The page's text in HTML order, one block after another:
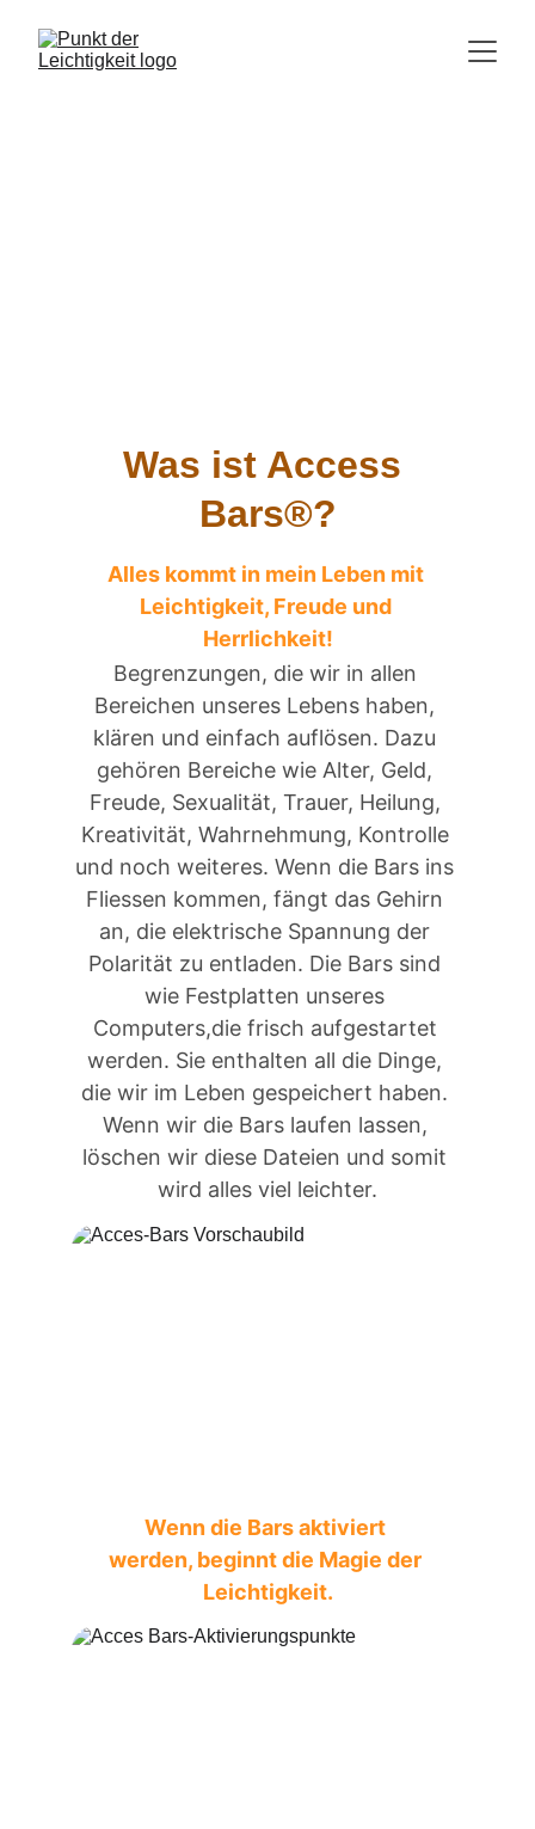
Was ist Access
Bars®?
Begrenzungen, die wir in allen
Bereichen unseres Lebens haben,
klären und einfach auflösen. Dazu
gehören Bereiche wie Alter, Geld,
Freude, Sexualität, Trauer, Heilung,
Kreativität, Wahrnehmung, Kontrolle
und noch weiteres. Wenn die Bars ins
Fliessen kommen, fängt das Gehirn
an, die elektrische Spannung der
Polarität zu entladen. Die Bars sind
wie Festplatten unseres
Computers,die frisch aufgestartet
werden. Sie enthalten all die Dinge,
die wir im Leben gespeichert haben.
Wenn wir die Bars laufen lassen,
löschen wir diese Dateien und somit
wird alles viel leichter.
Alles kommt in mein Leben mit
Leichtigkeit, Freude und
Herrlichkeit!
Wenn die Bars aktiviert
werden, beginnt die Magie der
Leichtigkeit.